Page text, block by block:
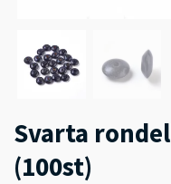
Svarta
(100st)